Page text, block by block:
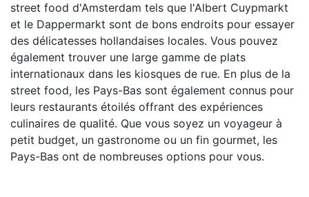
street food d'Amsterdam tels que l'Albert Cuypmarkt
et le Dappermarkt sont de bons endroits pour essayer
des délicatesses hollandaises locales. Vous pouvez
également trouver une large gamme de plats
internationaux dans les kiosques de rue. En plus de la
street food, les Pays-Bas sont également connus pour
leurs restaurants étoilés offrant des expériences
culinaires de qualité. Que vous soyez un voyageur à
petit budget, un gastronome ou un fin gourmet, les
Pays-Bas ont de nombreuses options pour vous.